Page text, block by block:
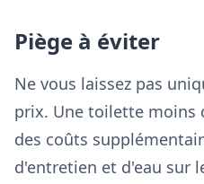
Piège à éviter
Ne vous laissez pas
prix. Une toilette moins
des coûts
d'entretien et d'eau sur